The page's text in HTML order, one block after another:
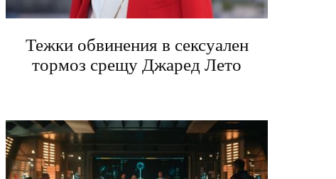
Тежки обвинения в сексуален
тормоз срещу Джаред Лето